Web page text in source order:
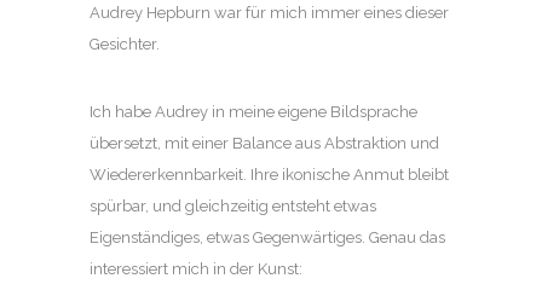
Audrey Hepburn war für mich immer eines dieser
Gesichter.
Ich habe Audrey in meine eigene Bildsprache
übersetzt, mit einer Balance aus Abstraktion und
Wiedererkennbarkeit. Ihre ikonische Anmut bleibt
spürbar, und gleichzeitig entsteht etwas
Eigenständiges, etwas Gegenwärtiges. Genau das
interessiert mich in der Kunst: